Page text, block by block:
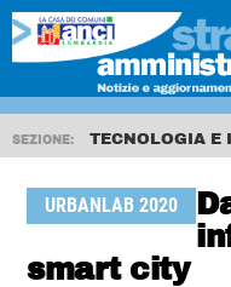
SEZIONE: TECNOLOGIA E
URBANLAB 2020
smart city